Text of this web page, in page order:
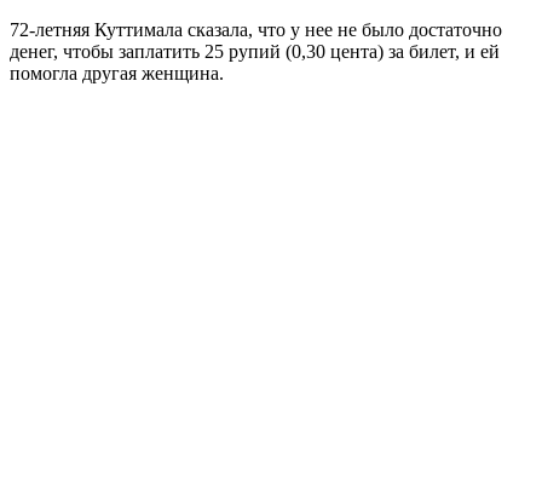
72-летняя Куттимала сказала, что у нее не было достаточно
денег, чтобы заплатить 25 рупий (0,30 цента) за билет, и ей
помогла другая женщина.